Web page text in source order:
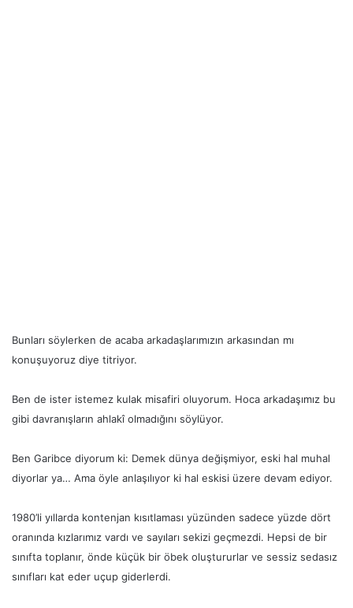
Bunları söylerken de acaba arkadaşlarımızın arkasından mı
konuşuyoruz diye titriyor.
Ben de ister istemez kulak misafiri oluyorum. Hoca arkadaşımız bu
gibi davranışların ahlakî olmadığını söylüyor.
Ben Garibce diyorum ki: Demek dünya değişmiyor, eski hal muhal
diyorlar ya… Ama öyle anlaşılıyor ki hal eskisi üzere devam ediyor.
1980’li yıllarda kontenjan kısıtlaması yüzünden sadece yüzde dört
oranında kızlarımız vardı ve sayıları sekizi geçmezdi. Hepsi de bir
sınıfta toplanır, önde küçük bir öbek oluştururlar ve sessiz sedasız
sınıfları kat eder uçup giderlerdi.